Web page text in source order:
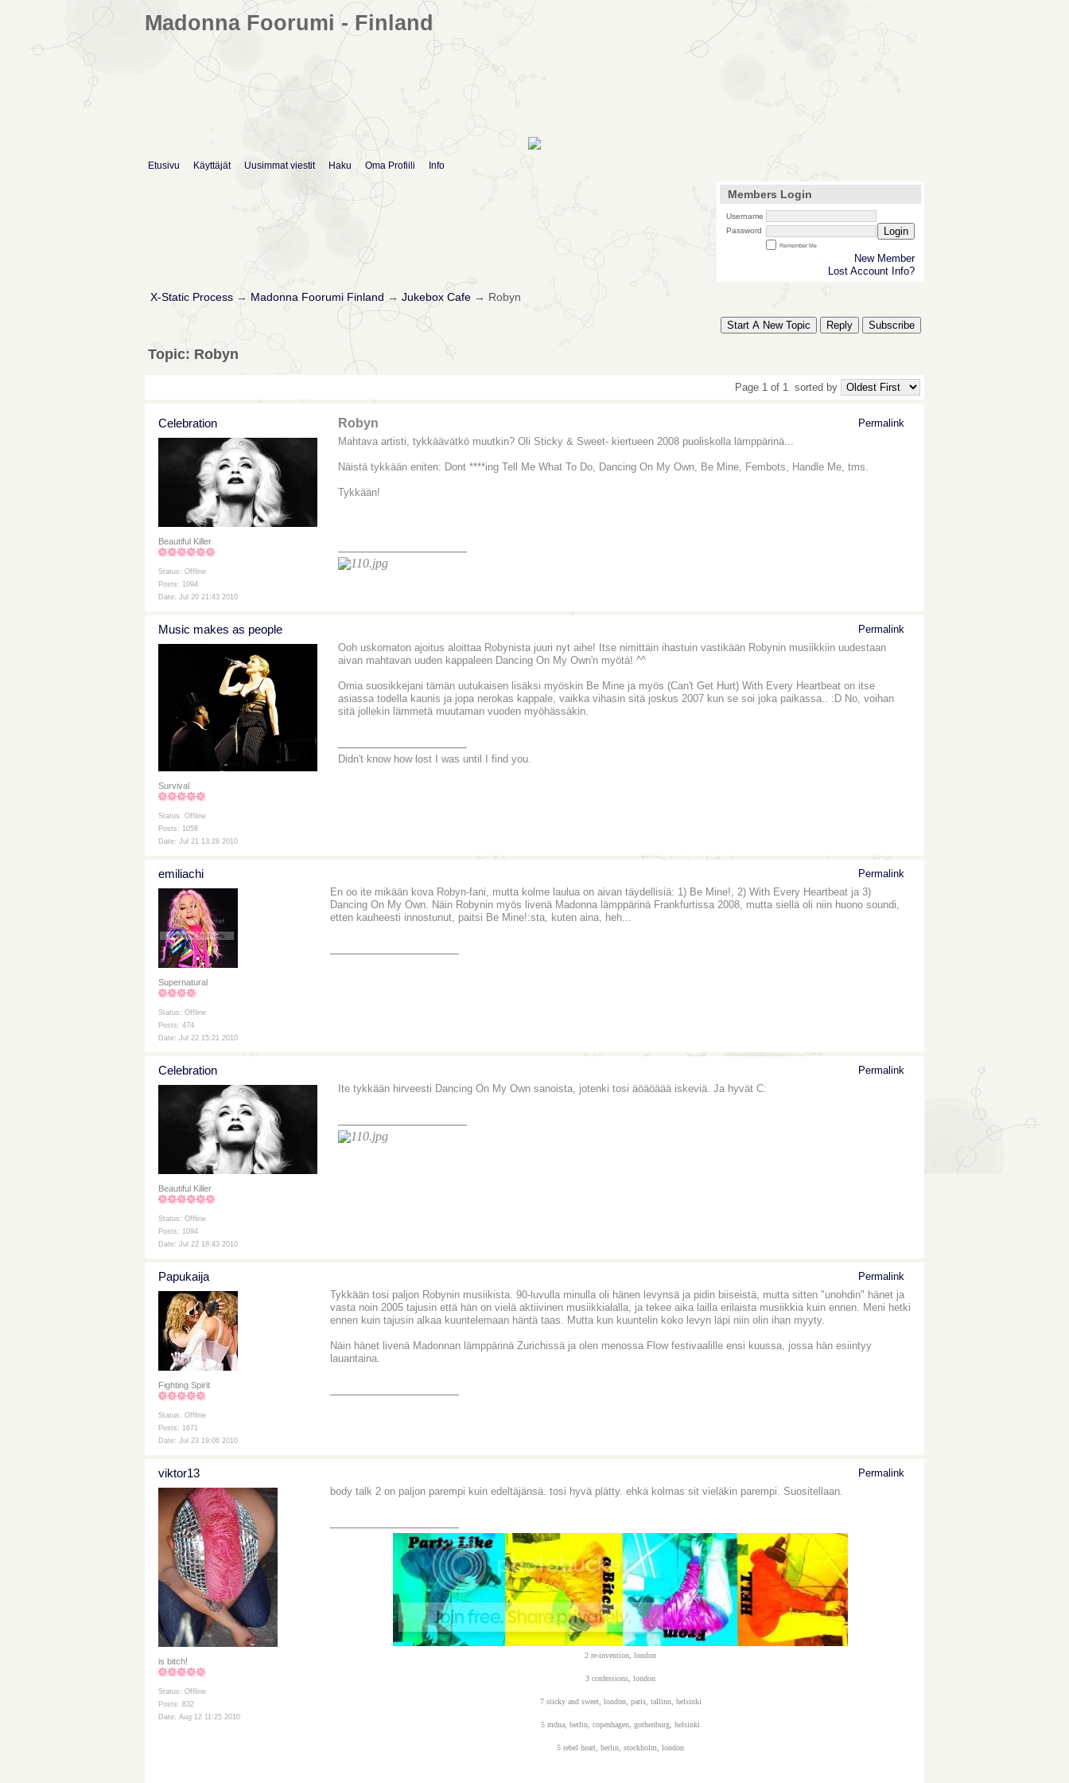
Madonna Foorumi - Finland
Etusivu Käyttäjät Uusimmat viestit Haku Oma Profiili Info
Members Login
Username
Password
Login
Remember Me
New Member
Lost Account Info?
X-Static Process→ Madonna Foorumi Finland → Jukebox Cafe→ Robyn
Start A New Topic Reply Subscribe
Topic: Robyn
Page 1 of 1 sorted by
Celebration
Beautiful Killer
Status: Offline
Posts: 1094
Date: Jul 20 21:43 2010
Robyn
Permalink
Mahtava artisti, tykkäävätkö muutkin? Oli Sticky & Sweet- kiertueen 2008 puoliskolla lämppärinä...
Näistä tykkään eniten: Dont ****ing Tell Me What To Do, Dancing On My Own, Be Mine, Fembots, Handle Me, tms.
Tykkään!
Music makes as people
Survival
Status: Offline
Posts: 1058
Date: Jul 21 13:28 2010
Permalink
Ooh uskomaton ajoitus aloittaa Robynista juuri nyt aihe! Itse nimittäin ihastuin vastikään Robynin musiikkiin uudestaan
aivan mahtavan uuden kappaleen Dancing On My Own'n myötä! ^^
Omia suosikkejani tämän uutukaisen lisäksi myöskin Be Mine ja myös (Can't Get Hurt) With Every Heartbeat on itse
asiassa todella kaunis ja jopa nerokas kappale, vaikka vihasin sitä joskus 2007 kun se soi joka paikassa.. :D No, voihan
sitä jollekin lämmetä muutaman vuoden myöhässäkin.
Didn't know how lost I was until I find you.
emiliachi
Supernatural
Status: Offline
Posts: 474
Date: Jul 22 15:21 2010
Permalink
En oo ite mikään kova Robyn-fani, mutta kolme laulua on aivan täydellisiä: 1) Be Mine!, 2) With Every Heartbeat ja 3)
Dancing On My Own. Näin Robynin myös livenä Madonna lämppärinä Frankfurtissa 2008, mutta siellä oli niin huono soundi,
etten kauheesti innostunut, paitsi Be Mine!:sta, kuten aina, heh...
Celebration
Beautiful Killer
Status: Offline
Posts: 1094
Date: Jul 22 18:43 2010
Permalink
Ite tykkään hirveesti Dancing On My Own sanoista, jotenki tosi äöäöäää iskeviä. Ja hyvät C:
Papukaija
Fighting Spirit
Status: Offline
Posts: 1671
Date: Jul 23 19:06 2010
Permalink
Tykkään tosi paljon Robynin musiikista. 90-luvulla minulla oli hänen levynsä ja pidin biiseistä, mutta sitten "unohdin" hänet ja
vasta noin 2005 tajusin että hän on vielä aktiivinen musiikkialalla, ja tekee aika lailla erilaista musiikkia kuin ennen. Meni hetki
ennen kuin tajusin alkaa kuuntelemaan häntä taas. Mutta kun kuuntelin koko levyn läpi niin olin ihan myyty.
Näin hänet livenä Madonnan lämppärinä Zurichissä ja olen menossa Flow festivaalille ensi kuussa, jossa hän esiintyy
lauantaina.
viktor13
is bitch!
Status: Offline
Posts: 832
Date: Aug 12 11:25 2010
Permalink
body talk 2 on paljon parempi kuin edeltäjänsä. tosi hyvä plätty. ehkä kolmas sit vieläkin parempi. Suositellaan.
2 re-invention, london
3 confessions, london
7 sticky and sweet, london, paris, tallinn, helsinki
5 mdna, berlin, copenhagen, gothenburg, helsinki
5 rebel heart, berlin, stockholm, london